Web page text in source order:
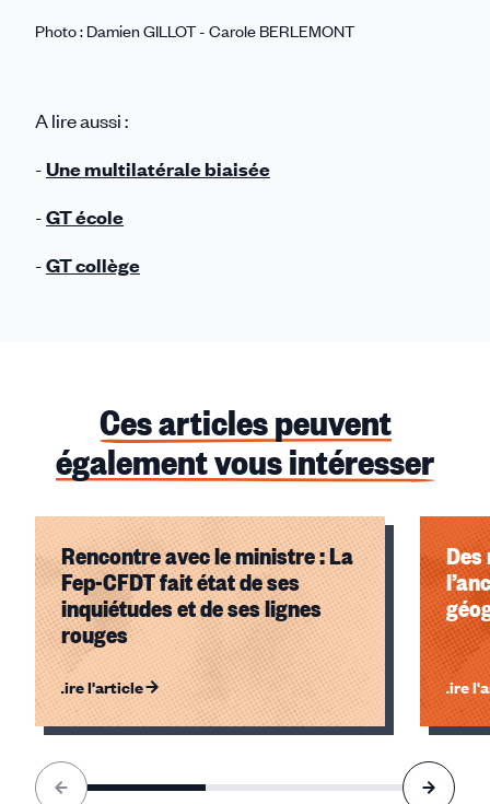
Photo : Damien GILLOT - Carole BERLEMONT
A lire aussi :
-Une multilatérale biaisée
-GT école
-GT collège
Ces articles peuvent
également vous intéresser
Rencontre avec le ministre : La
Fep-CFDT fait état de ses
inquiétudes et de ses lignes
rouges
Lire l'article Lire